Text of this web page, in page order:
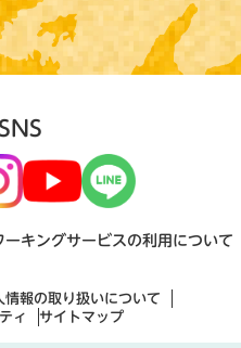
キングサービスの利用について
情報の取り扱いについて
ィ
サイトマップ